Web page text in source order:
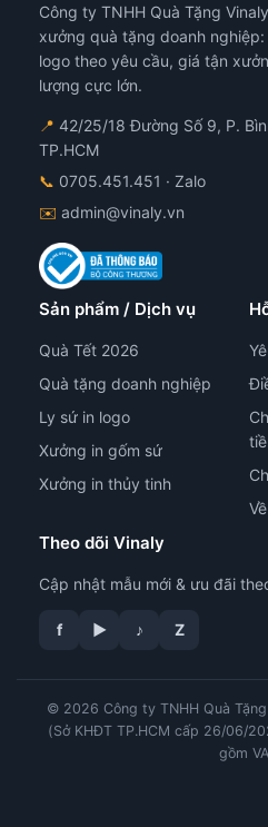
Công ty TNHH Quà Tặng
xưởng quà tặng doanh
logo theo yêu cầu, giá tận
lượng cực lớn.
📍 42/25/18 Đường Số 9, P.
TP.HCM
📞 0705.451.451 · Zalo
✉️ admin@vinaly.vn
Sản phẩm / Dịch vụ
Quà Tết 2026
Quà tặng doanh nghiệp
Ly sứ in logo
Xưởng in gốm sứ
Xưởng in thủy tinh
Theo dõi Vinaly
Cập nhật mẫu mới & ưu đãi
f ▶ ♪ Z
© 2026 Công ty TNHH Quà Tặng
(Sở KHĐT TP.HCM cấp 26/06/
gồm
tư vấn